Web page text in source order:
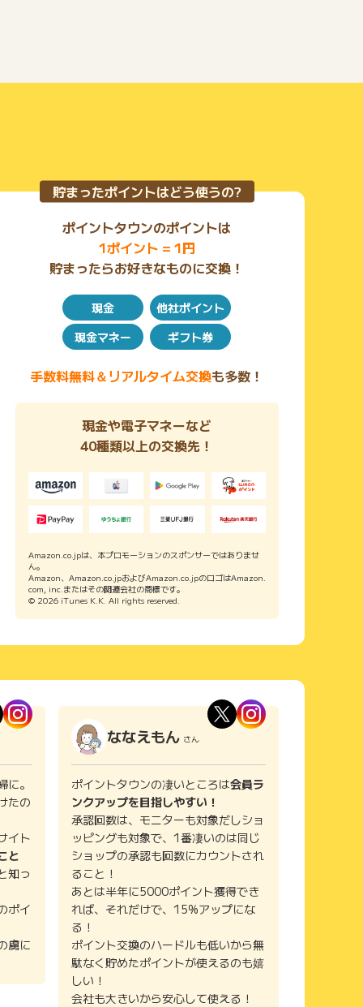
貯まったポイントはどう使うの?
ポイントタウンのポイントは
1ポイント = 1円
貯まったらお好きなものに交換！
現金
他社ポイント
現金マネー
ギフト券
手数料無料＆リアルタイム交換も多数！
現金や電子マネーなど
40種類以上の交換先！
Amazon.co.jpは、本プロモーションのスポンサーではありませ
ん。
Amazon、Amazon.co.jpおよびAmazon.co.jpのロゴはAmazon.
com, inc.またはその関連会社の商標です。
© 2026 iTunes K.K. All rights reserved.
。
たの
イト
と
知っ
ポイ
虜に
ななえもん さん
ポイントタウンの凄いところは会員ラ
ンクアップを目指しやすい！
承認回数は、モニターも対象だしショ
ッピングも対象で、1番凄いのは同じ
ショップの承認も回数にカウントされ
ること！
あとは半年に5000ポイント獲得でき
れば、それだけで、15%アップにな
る！
ポイント交換のハードルも低いから無
駄なく貯めたポイントが使えるのも嬉
しい！
会社も大きいから安心して使える！